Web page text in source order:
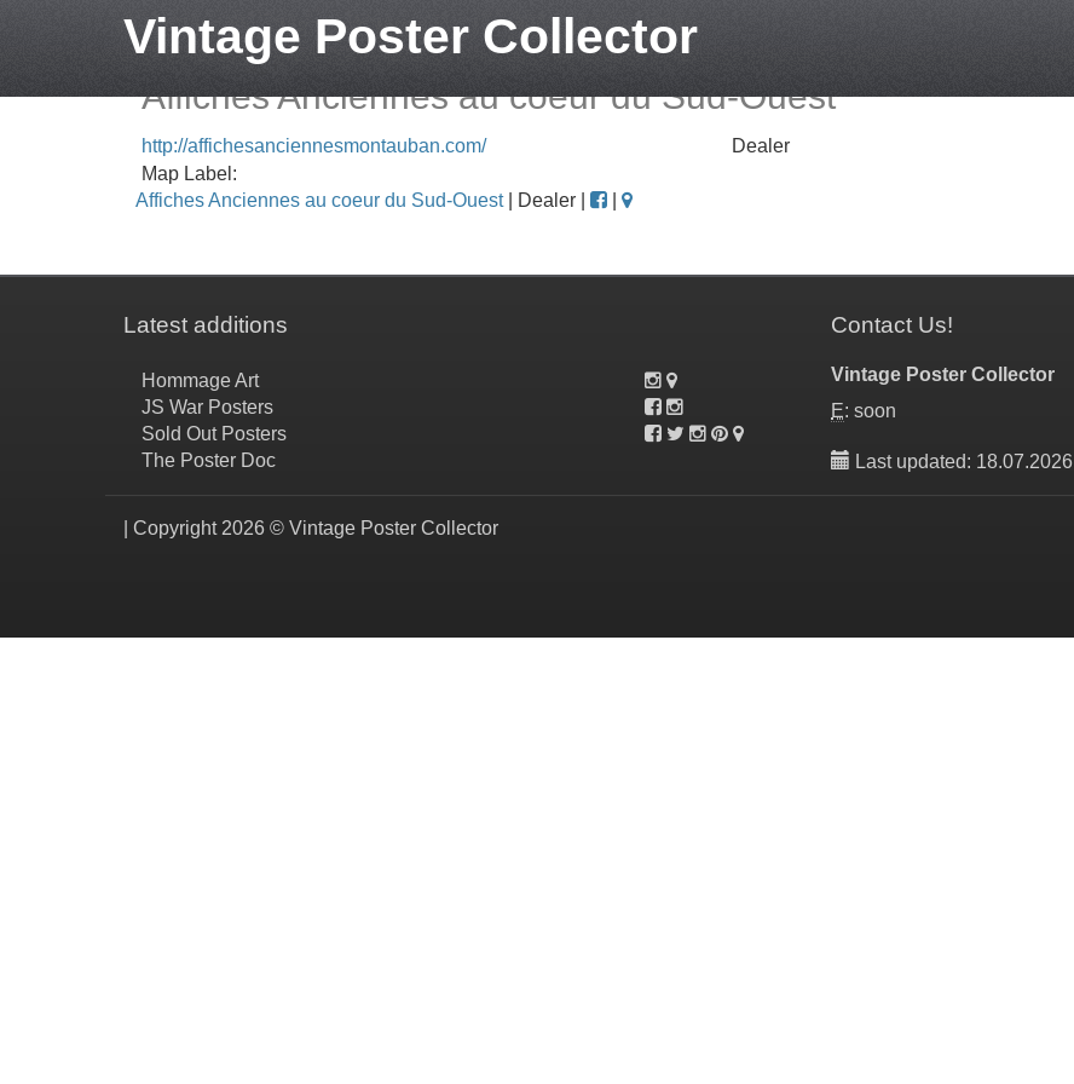
Vintage Poster Collector
Affiches Anciennes au coeur du Sud-Ouest
http://affichesanciennesmontauban.com/ Dealer
Map Label:
Affiches Anciennes au coeur du Sud-Ouest| Dealer |
Latest additions
Hommage Art
JS War Posters
Sold Out Posters
The Poster Doc
Contact Us!
Vintage Poster Collector
E: soon
Last updated: 18.07.2026
| Copyright 2026 © Vintage Poster Collector